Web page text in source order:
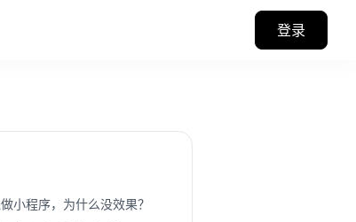
登录
小程序，为什么没效果？